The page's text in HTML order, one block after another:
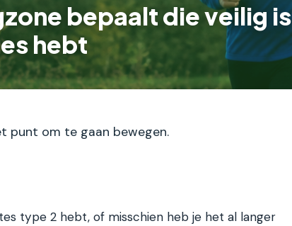
bepaalt die veilig is
hebt
punt om te gaan bewegen.
type 2 hebt, of misschien heb je het al langer